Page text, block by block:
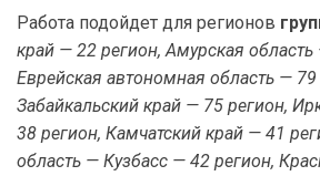
Работа подойдет для регионов
край — 22 регион, Амурская область
Еврейская автономная область — 79
Забайкальский край — 75 регион,
38 регион, Камчатский край — 41
область — Кузбасс — 42 регион,